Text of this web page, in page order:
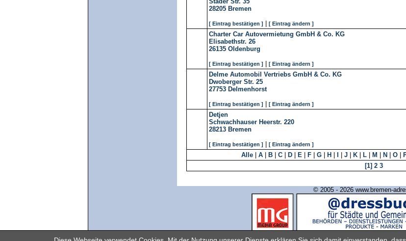
28205 Bremen
[ Eintrag bestätigen ] [ Eintrag ändern ]
Charter Car Autovermietung GmbH & Co. KG
Elisabethstr. 26
26135 Oldenburg
[ Eintrag bestätigen ] [ Eintrag ändern ]
Delme Automobil Vertriebs GmbH & Co. KG
Dwoberger Str. 25
27753 Delmenhorst
[ Eintrag bestätigen ] [ Eintrag ändern ]
Detjen
Schwachhauser Heerstr. 220
28213 Bremen
[ Eintrag bestätigen ] [ Eintrag ändern ]
Alle A B C D E F G H J K L M N O
[1] 2 3
© 2005 - 2026 www.bremen-
Industrie- und Handelsverlag